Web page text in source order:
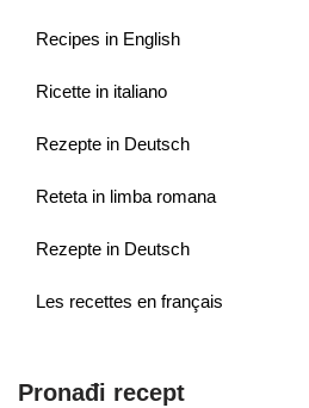
Recipes in English
Ricette in italiano
Rezepte in Deutsch
Reteta in limba romana
Rezepte in Deutsch
Les recettes en français
Pronađi recept